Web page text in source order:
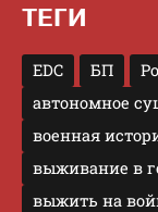
ТЕГИ
EDC БП
автономное
военная
выживание в
выжить на